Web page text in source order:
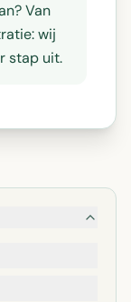
Van
wij
stap uit.